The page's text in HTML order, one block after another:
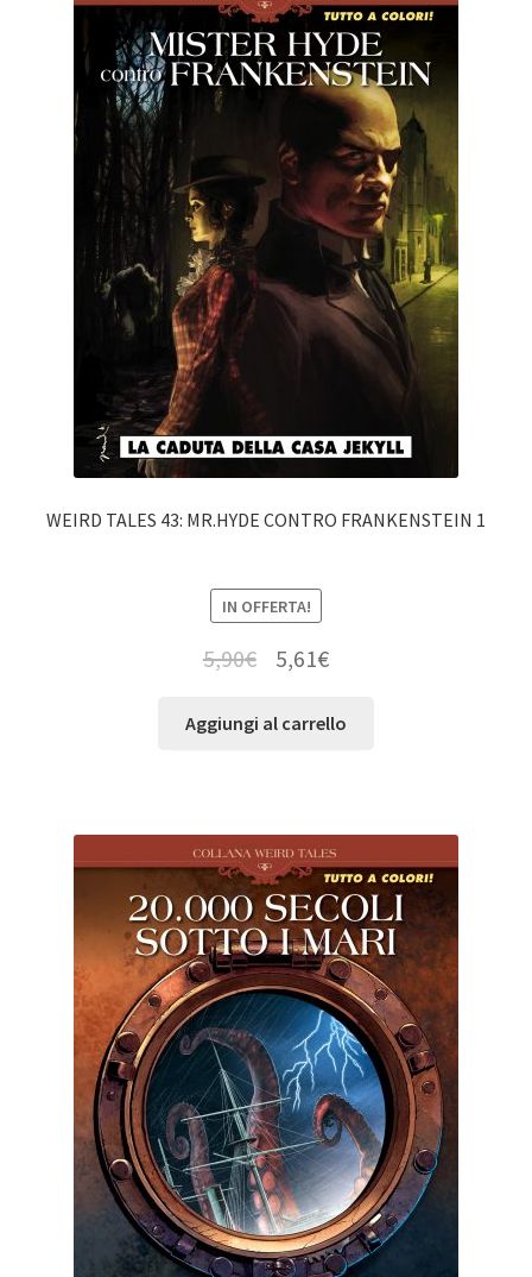
WEIRD TALES 43: MR.HYDE CONTRO FRANKENSTEIN 1
IN OFFERTA!
5,90€ 5,61€
Aggiungi al carrello